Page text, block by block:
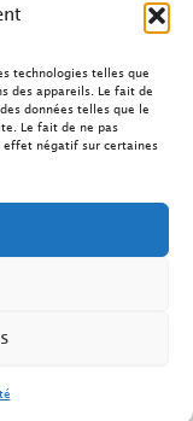
technologies telles que
des appareils. Le fait de
données telles que le
Le fait de ne pas
effet négatif sur certaines